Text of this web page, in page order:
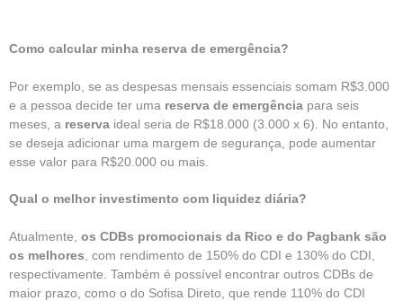
Como calcular minha reserva de emergência?
Por exemplo, se as despesas mensais essenciais somam R$3.000
e a pessoa decide ter uma reserva de emergência para seis
meses, a reserva ideal seria de R$18.000 (3.000 x 6). No entanto,
se deseja adicionar uma margem de segurança, pode aumentar
esse valor para R$20.000 ou mais.
Qual o melhor investimento com liquidez diária?
Atualmente, os CDBs promocionais da Rico e do Pagbank são
os melhores , com rendimento de 150% do CDI e 130% do CDI,
respectivamente. Também é possível encontrar outros CDBs de
maior prazo, como o do Sofisa Direto, que rende 110% do CDI